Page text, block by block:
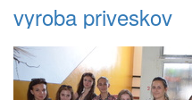
vyroba priveskov